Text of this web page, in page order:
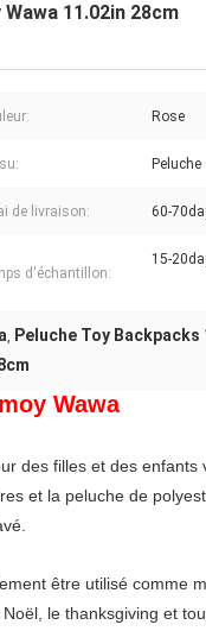
11.02in 28cm
Rose
Peluche
de livraison: 60-
d'échantillon:
15-
, Peluche Toy Backpacks
Wawa
des filles et des
et la peluche de
être utilisé comme
le thanksgiving et